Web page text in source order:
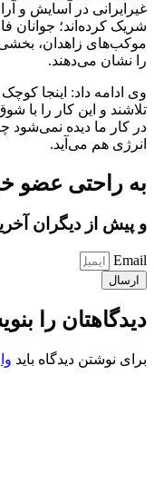
غیرایرانی در آسایش و
شریک کرده‌اند؛ جوانان
موکب‌های زاهدان، بخشی
را نشان می‌دهند.
وی ادامه داد: اینجا
تلاشند و این کار را با
در کار ما دیده نمی‌شود
انرژی هم می‌آید.
به راحتی عضو
و پیش از دیگران
Email
ارسال
دیدگاهتان را
برای نوشتن دیدگاه باید